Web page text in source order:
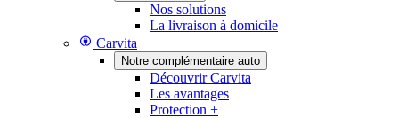
Nos solutions
La livraison à domicile
Carvita
Notre complémentaire auto
Découvrir Carvita
Les avantages
Protection +